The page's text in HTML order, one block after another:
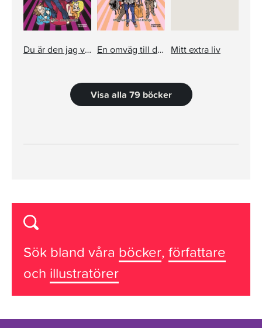
Du är den jag vill ha En omväg till ditt hjärta Mitt extra liv
Visa alla 79 böcker
Sök bland våra böcker, författare
och illustratörer